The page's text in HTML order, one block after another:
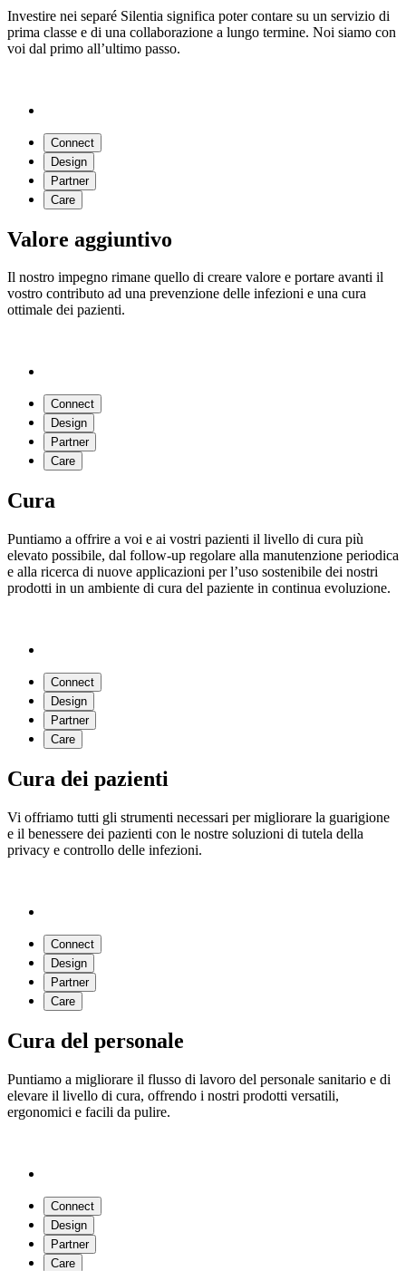
Investire nei separé Silentia significa poter contare su un servizio di
prima classe e di una collaborazione a lungo termine. Noi siamo con
voi dal primo all’ultimo passo.
Connect
Design
Partner
Care
Valore aggiuntivo
Il nostro impegno rimane quello di creare valore e portare avanti il
vostro contributo ad una prevenzione delle infezioni e una cura
ottimale dei pazienti.
Connect
Design
Partner
Care
Cura
Puntiamo a offrire a voi e ai vostri pazienti il livello di cura più
elevato possibile, dal follow-up regolare alla manutenzione periodica
e alla ricerca di nuove applicazioni per l’uso sostenibile dei nostri
prodotti in un ambiente di cura del paziente in continua evoluzione.
Connect
Design
Partner
Care
Cura dei pazienti
Vi offriamo tutti gli strumenti necessari per migliorare la guarigione
e il benessere dei pazienti con le nostre soluzioni di tutela della
privacy e controllo delle infezioni.
Connect
Design
Partner
Care
Cura del personale
Puntiamo a migliorare il flusso di lavoro del personale sanitario e di
elevare il livello di cura, offrendo i nostri prodotti versatili,
ergonomici e facili da pulire.
Connect
Design
Partner
Care